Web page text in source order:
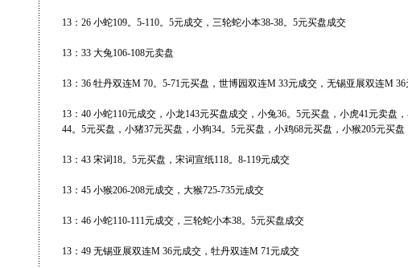
13：26 小蛇109。5-110。5元成交，三轮蛇小本38-38。5元买盘成交
13：33 大兔106-108元卖盘
13：36 牡丹双连M 70。5-71元买盘，世博园双连M 33元成交，无锡亚展双连M
13：40 小蛇110元成交，小龙143元买盘成交，小兔36。5元买盘，小虎41元卖盘
44。5元买盘，小猪37元买盘，小狗34。5元买盘，小鸡68元买盘，小猴205元买盘
13：43 宋词18。5元买盘，宋词宣纸118。8-119元成交
13：45 小猴206-208元成交，大猴725-735元成交
13：46 小蛇110-111元成交，三轮蛇小本38。5元买盘成交
13：49 无锡亚展双连M 36元成交，牡丹双连M 71元成交